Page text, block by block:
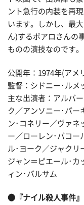
ント急行の内装を再
います。しかし、最
ん)するポアロさんの
ものの演技なのです。
公開年：1974年(アメ
監督：シドニー･ルメ
主な出演者：アルバ
ク／アンソニー･パー
ン･コネリー／ヴァネ
ー／ローレン･バコー
ル･ヨーク／ジャクリ
ジャン＝ピエール･カ
ィン･バルサム
●『ナイル殺人事件』